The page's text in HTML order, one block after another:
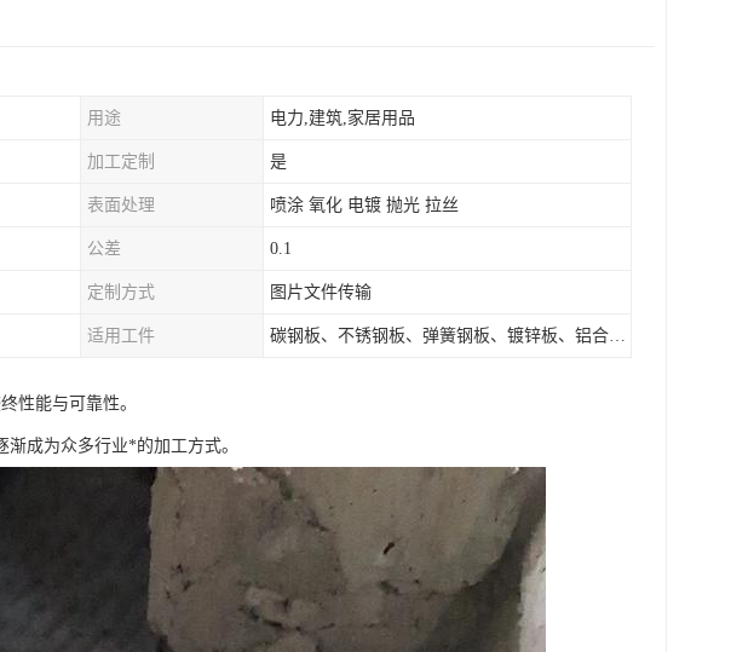
用途 电力,建筑,家居用品
加工定制 是
表面处理 喷涂 氧化 电镀 抛光 拉丝
公差 0.1
定制方式 图片文件传输
适用工件 碳钢板、不锈钢板、弹簧钢板、镀锌板、铝合金板、金属圆管、方管、矩管、扁管等
性能与可靠性。
成为众多行业*的加工方式。